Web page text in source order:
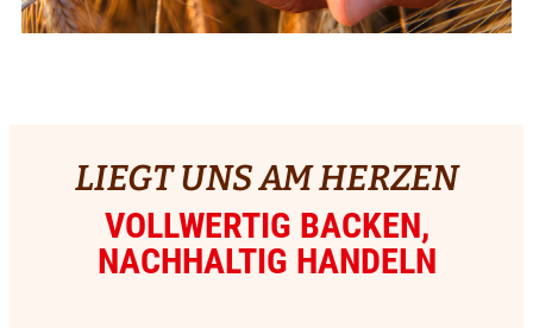
LIEGT UNS AM HERZEN
VOLLWERTIG BACKEN,
NACHHALTIG HANDELN